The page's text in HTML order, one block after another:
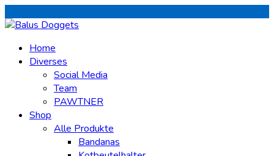
Home
Diverses
Social Media
Team
PAWTNER
Shop
Alle Produkte
Bandanas